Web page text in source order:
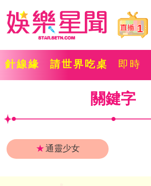
1
針線緣 請世界吃桌 即時
關鍵字
★通靈少女